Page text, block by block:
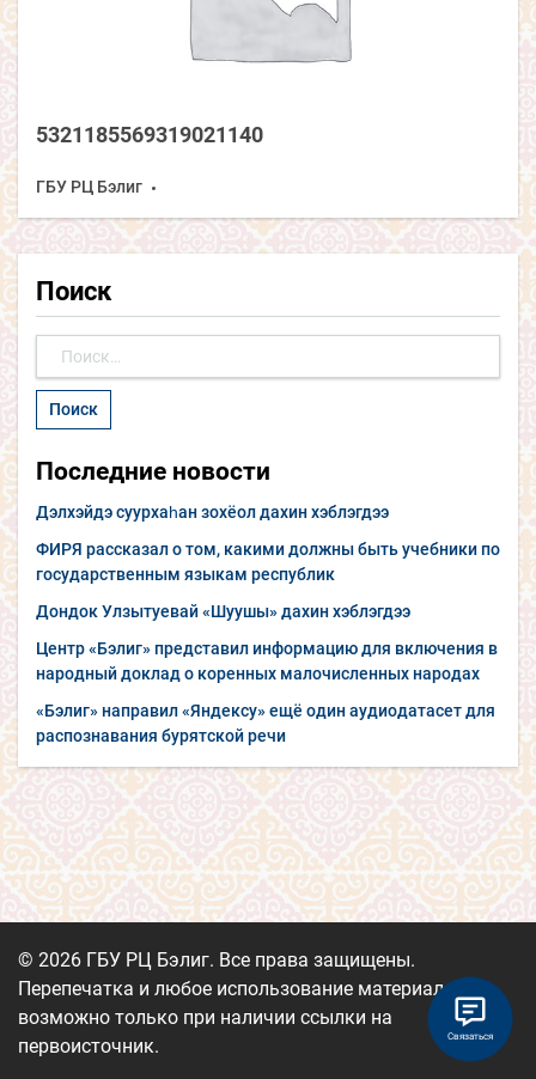
5321185569319021140
ГБУ РЦ Бэлиг
Поиск
Последние новости
Дэлхэйдэ суурхаһан зохёол дахин хэблэгдээ
ФИРЯ рассказал о том, какими должны быть учебники по
государственным языкам республик
Дондок Улзытуевай «Шуушы» дахин хэблэгдээ
Центр «Бэлиг» представил информацию для включения в
народный доклад о коренных малочисленных народах
«Бэлиг» направил «Яндексу» ещё один аудиодатасет для
распознавания бурятской речи
© 2026 ГБУ РЦ Бэлиг. Все права защищены.
Перепечатка и любое использование материалов
возможно только при наличии ссылки на
первоисточник.
Связаться